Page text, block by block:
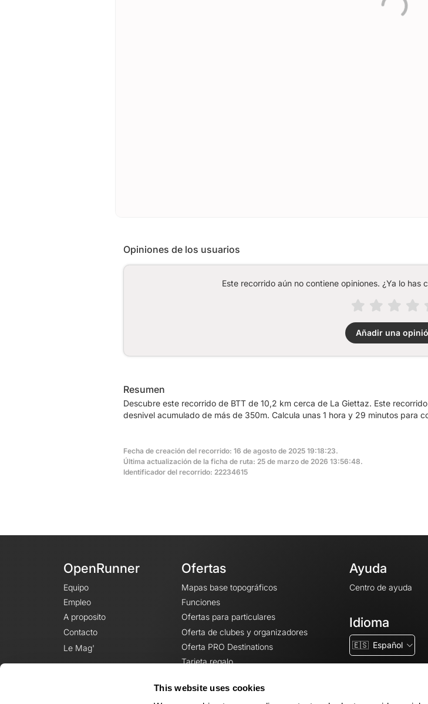
This website uses cookies
Opiniones de los usuarios
Este recorrido aún no contiene opiniones. ¿Ya lo has
Añadir una
Resumen
Descubre este recorrido de BTT de 10,2 km cerca de La Giettaz. Este
desnivel acumulado de más de 350m. Calcula unas 1 hora y 29 minutos para
Fecha de creación del recorrido: 16 de agosto de 2025 19:18:23.
Última actualización de la ficha de ruta: 25 de marzo de 2026 13:56:48.
Identificador del recorrido: 22234615
OpenRunner
Equipo
Empleo
A proposito
Contacto
Le Mag'
Ofertas
Mapas base topográficos
Funciones
Ofertas para particulares
Oferta de clubes y organizadores
Oferta PRO Destinations
Tarjeta regalo
Ayuda
Centro de ayuda
Idioma
🇪🇸 Español